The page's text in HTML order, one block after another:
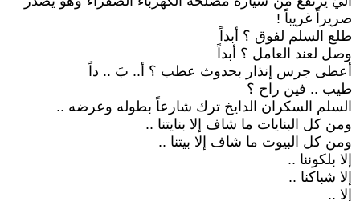
صريراً غريباً !
طلع السلم لفوق ؟ أبداً
وصل لعند العامل ؟ أبداً
أعطى جرس إنذار بحدوث عطب ؟ أ.. بَ .. داً
طيب .. فين راح ؟
السلم السكران الدايخ ترك شارعاً بطوله وعرضه ..
ومن كل البنايات ما شاف إلا بنايتنا ..
ومن كل البيوت ما شاف إلا بيتنا ..
إلا بلكوننا ..
إلا شباكنا ..
إلا ..